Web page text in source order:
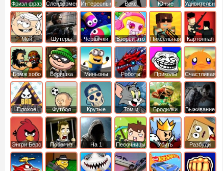
Фризл фраз Слендермен Интересные Векс
Юные
титаны
вперед
Удивительный
мир
Гамбола
Мой
шумный
дом
Шутеры Червячки Взорви это
Пиксельная
война
Картонная
башка
Бомж хобо
Воришка
боб
Миньоны
Роботы
динозавры
Приколы
Счастливая
обезьянка
Плохое
мороженое
Футбол
головами
Крутые
Том и
джерри
Бродилки
Приключения
Выживание
Энгри Берс
Побег из
тюрьмы
На 1 Песочницы
Убить
короля
Разбуди
коробку